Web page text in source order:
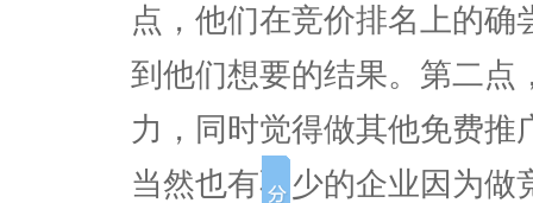
点，他们在竞价排名上的
到他们想要的结果。第二点
力，同时觉得做其他免费推
当然也有不少的企业因为